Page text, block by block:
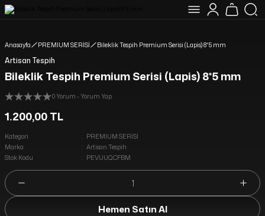
YENİ MÜŞTERİLERİMİZE ÖZEL %10 İNDİRİM HEDİYE ÇEKİ KODU: ILK10
16:00 A KADAR VERİLEN SİPARİŞLER AYNI GÜN KARGODA
Anasayfa PREMIUM SERİSİ Bileklik Tespih Premium Serisi (Lapis) 8*5 mm
Artisan Tespih
Bileklik Tespih Premium Serisi (Lapis) 8*5 mm
0 Yorum - Yorum Yap
1.200,00 TL
Kategori
PREMIUM SERİSİ
Marka
Artisan Tespih
Stok Kodu
PEVUUQCFBM
Hemen Satın Al